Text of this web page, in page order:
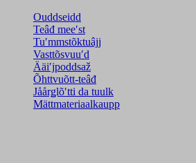
Ouddseidd
Teâđ meeʹst
Tuʹmmstõktuâjj
Vasttõsvuuʹd
Ääiʹjpoddsaž
Õhttvuõtt-teâđ
Jåårǥlõʹtti da tuulk
Mättmateriaalkaupp